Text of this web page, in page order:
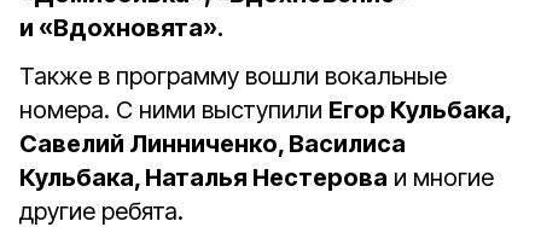
и «Вдохновята».
Также в программу вошли вокальные
номера. С ними выступили Егор Кульбака,
Савелий Линниченко, Василиса
Кульбака, Наталья Нестерова и многие
другие ребята.